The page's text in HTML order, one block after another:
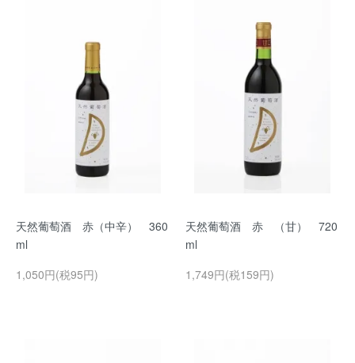
天然葡萄酒 赤（中辛） 360
ml
1,050円(税95円)
天然葡萄酒 赤 （甘） 720
ml
1,749円(税159円)